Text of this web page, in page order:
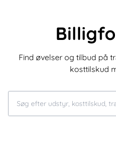
Find øvelser og tilbud på
kosttilskud